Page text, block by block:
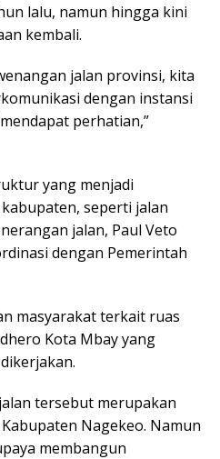
lalu, namun hingga kini
kembali.
jalan provinsi, kita
dengan instansi
perhatian,”
yang menjadi
seperti jalan
jalan, Paul Veto
dengan Pemerintah
masyarakat terkait ruas
Kota Mbay yang
tersebut merupakan
Nagekeo. Namun
membangun